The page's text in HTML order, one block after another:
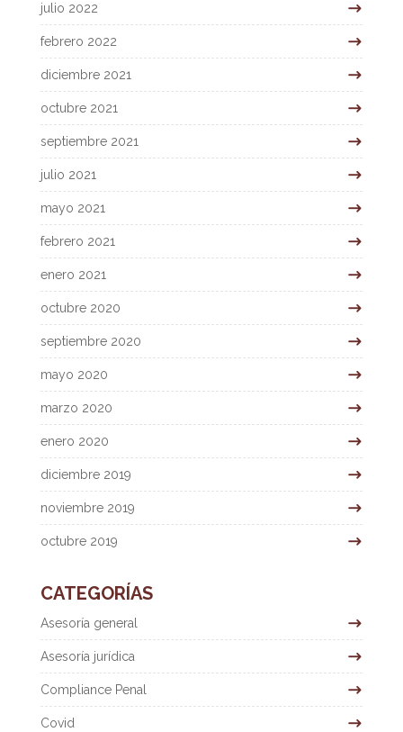
julio 2022
febrero 2022
diciembre 2021
octubre 2021
septiembre 2021
julio 2021
mayo 2021
febrero 2021
enero 2021
octubre 2020
septiembre 2020
mayo 2020
marzo 2020
enero 2020
diciembre 2019
noviembre 2019
octubre 2019
CATEGORÍAS
Asesoría general
Asesoría jurídica
Compliance Penal
Covid